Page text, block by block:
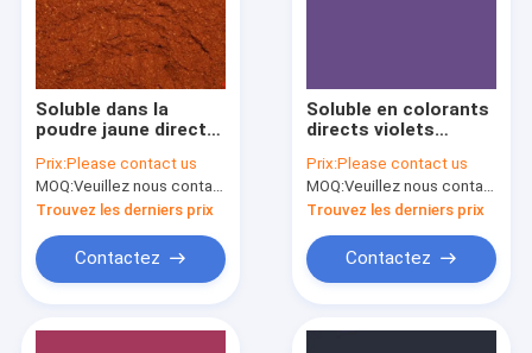
Soluble dans la
poudre jaune directe
de l'eau
Prix:Please contact us
MOQ:Veuillez nous contacter
Trouvez les derniers prix
Contactez
Soluble en colorants
directs violets
4 de l'eau 66 D-5BL
Prix:Please contact us
MOQ:Veuillez nous contacter
Trouvez les derniers prix
Contactez